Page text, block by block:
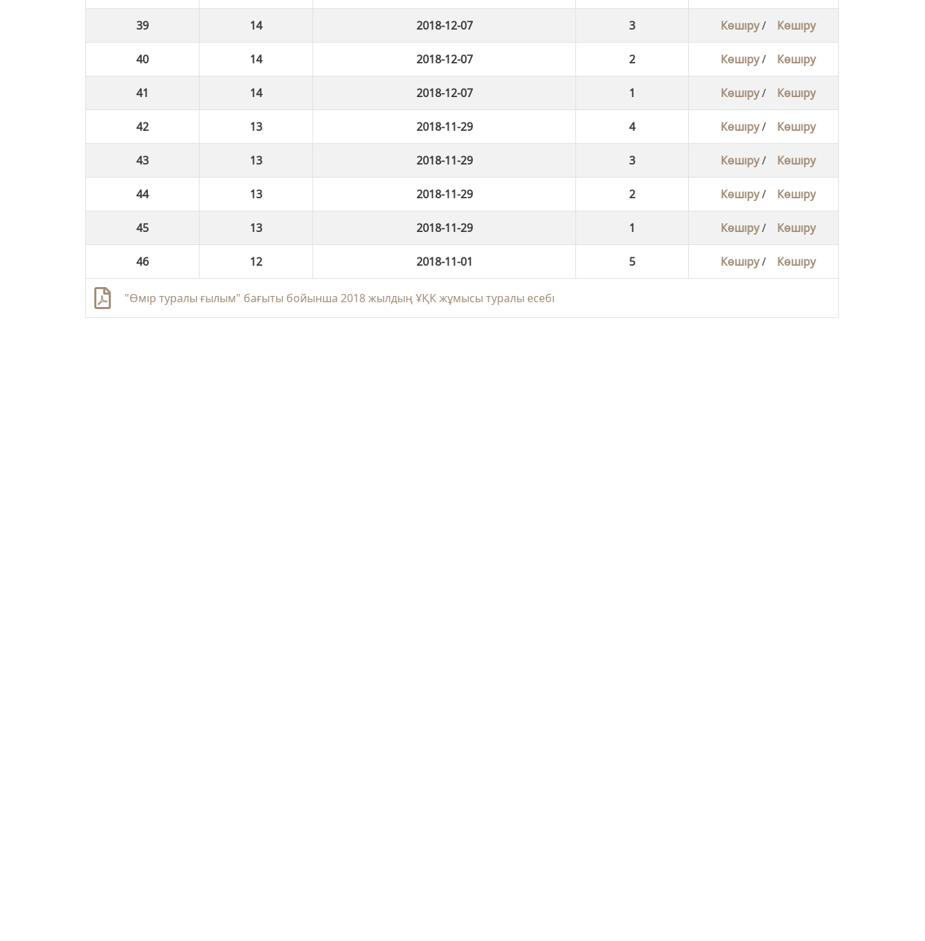
14 2018-12-07 3 Көшіру/ Көшіру
14 2018-12-07 2 Көшіру/ Көшіру
14 2018-12-07 1 Көшіру/ Көшіру
13 2018-11-29 4 Көшіру/ Көшіру
13 2018-11-29 3 Көшіру/ Көшіру
13 2018-11-29 2 Көшіру/ Көшіру
13 2018-11-29 1 Көшіру/ Көшіру
12 2018-11-01 5 Көшіру/ Көшіру
"Өмір туралы ғылым" бағыты бойынша 2018 жылдың ҰҚК жұмысы туралы есебі